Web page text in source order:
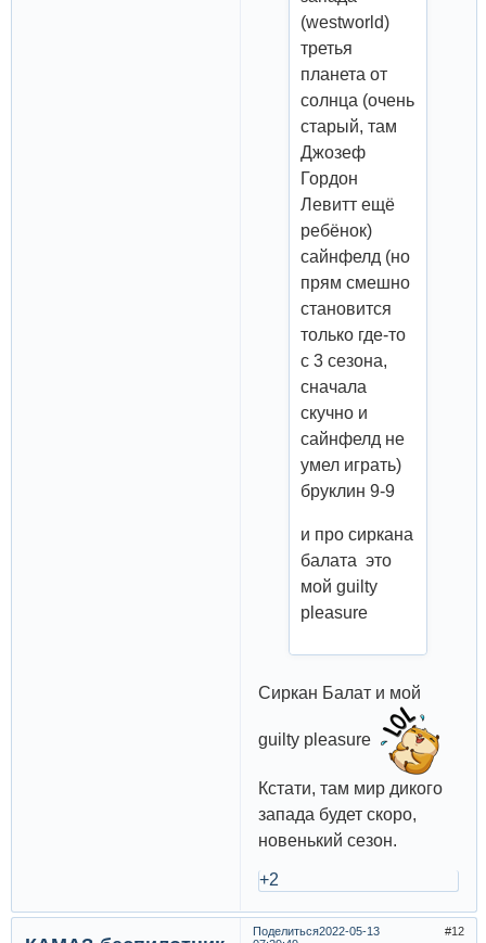
(westworld)
третья
планета от
солнца (очень
старый, там
Джозеф
Гордон
Левитт ещё
ребёнок)
сайнфелд (но
прям смешно
становится
только где-то
с 3 сезона,
сначала
скучно и
сайнфелд не
умел играть)
бруклин 9-9
и про сиркана
балата это
мой guilty
pleasure
Сиркан Балат и мой
guilty pleasure
Кстати, там мир дикого
запада будет скоро,
новенький сезон.
+2
Поделиться 12
2022-05-13